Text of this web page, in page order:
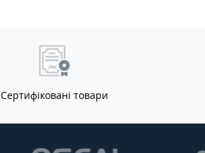
Сертифіковані товари